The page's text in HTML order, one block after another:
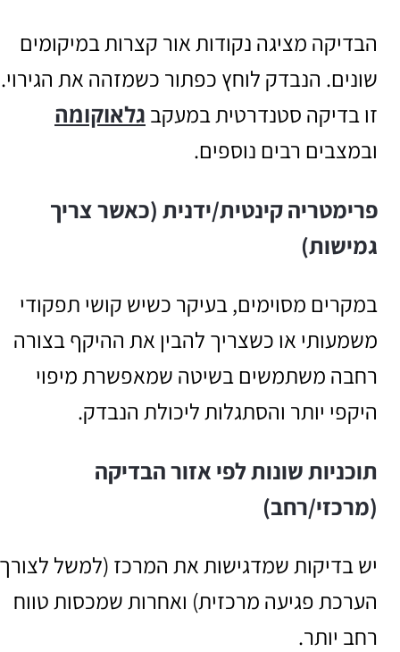
הבדיקה מציגה נקודות אור קצרות במיקומים
שונים. הנבדק לוחץ כפתור כשמזהה את הגירוי.
זו בדיקה סטנדרטית במעקב גלאוקומה
ובמצבים רבים נוספים.
פרימטריה קינטית/ידנית (כאשר צריך
גמישות)
במקרים מסוימים, בעיקר כשיש קושי תפקודי
משמעותי או כשצריך להבין את ההיקף בצורה
רחבה משתמשים בשיטה שמאפשרת מיפוי
היקפי יותר והסתגלות ליכולת הנבדק.
תוכניות שונות לפי אזור הבדיקה
(מרכזי/רחב)
יש בדיקות שמדגישות את המרכז (למשל לצורך
הערכת פגיעה מרכזית) ואחרות שמכסות טווח
רחב יותר.